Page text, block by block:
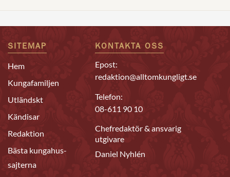
SITEMAP
Hem
Kungafamiljen
Utländskt
Kändisar
Redaktion
Bästa kungahus-
sajterna
KONTAKTA OSS
Epost:
redaktion@alltomkungligt.se
Telefon:
08-611 90 10
Chefredaktör & ansvarig
utgivare
Daniel Nyhlén